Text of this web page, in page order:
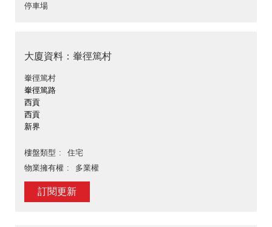
停車場
大廈資料：輋徑篤村
輋徑篤村
輋徑篤路
西貢
西貢
新界
樓盤類型
住宅
物業擁有權
多業權
訂閱更新